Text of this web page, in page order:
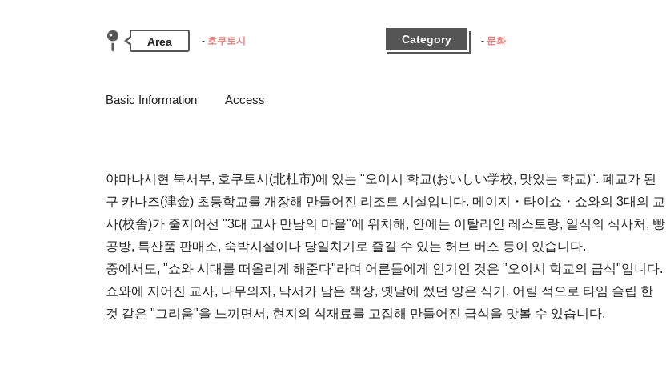
Area 호쿠토시 Category 문화
Basic Information Access
야마나시현 북서부, 호쿠토시(北杜市)에 있는 "오이시 학교(おいしい学校, 맛있는 학교)". 폐교가 된
구 카나즈(津金) 초등학교를 개장해 만들어진 리조트 시설입니다. 메이지・타이쇼・쇼와의 3대의 교
사(校舎)가 줄지어선 "3대 교사 만남의 마을"에 위치해, 안에는 이탈리안 레스토랑, 일식의 식사처, 빵
공방, 특산품 판매소, 숙박시설이나 당일치기로 즐길 수 있는 허브 버스 등이 있습니다.
중에서도, "쇼와 시대를 떠올리게 해준다"라며 어른들에게 인기인 것은 "오이시 학교의 급식"입니다.
쇼와에 지어진 교사, 나무의자, 낙서가 남은 책상, 옛날에 썼던 양은 식기. 어릴 적으로 타임 슬립 한
것 같은 "그리움"을 느끼면서, 현지의 식재료를 고집해 만들어진 급식을 맛볼 수 있습니다.